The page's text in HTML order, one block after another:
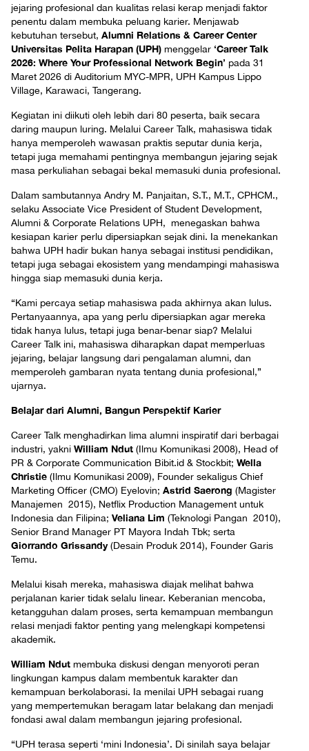
jejaring profesional dan kualitas relasi kerap menjadi faktor
penentu dalam membuka peluang karier. Menjawab
kebutuhan tersebut, Alumni Relations & Career Center
Universitas Pelita Harapan (UPH) menggelar ‘Career Talk
2026: Where Your Professional Network Begin’ pada 31
Maret 2026 di Auditorium MYC-MPR, UPH Kampus Lippo
Village, Karawaci, Tangerang.
Kegiatan ini diikuti oleh lebih dari 80 peserta, baik secara
daring maupun luring. Melalui Career Talk, mahasiswa tidak
hanya memperoleh wawasan praktis seputar dunia kerja,
tetapi juga memahami pentingnya membangun jejaring sejak
masa perkuliahan sebagai bekal memasuki dunia profesional.
Dalam sambutannya Andry M. Panjaitan, S.T., M.T., CPHCM.,
selaku Associate Vice President of Student Development,
Alumni & Corporate Relations UPH, menegaskan bahwa
kesiapan karier perlu dipersiapkan sejak dini. Ia menekankan
bahwa UPH hadir bukan hanya sebagai institusi pendidikan,
tetapi juga sebagai ekosistem yang mendampingi mahasiswa
hingga siap memasuki dunia kerja.
“Kami percaya setiap mahasiswa pada akhirnya akan lulus.
Pertanyaannya, apa yang perlu dipersiapkan agar mereka
tidak hanya lulus, tetapi juga benar-benar siap? Melalui
Career Talk ini, mahasiswa diharapkan dapat memperluas
jejaring, belajar langsung dari pengalaman alumni, dan
memperoleh gambaran nyata tentang dunia profesional,”
ujarnya.
Belajar dari Alumni, Bangun Perspektif Karier
Career Talk menghadirkan lima alumni inspiratif dari berbagai
industri, yakni William Ndut (Ilmu Komunikasi 2008), Head of
PR & Corporate Communication Bibit.id & Stockbit; Wella
Christie (Ilmu Komunikasi 2009), Founder sekaligus Chief
Marketing Officer (CMO) Eyelovin; Astrid Saerong (Magister
Manajemen 2015), Netflix Production Management untuk
Indonesia dan Filipina; Veliana Lim (Teknologi Pangan 2010),
Senior Brand Manager PT Mayora Indah Tbk; serta
Giorrando Grissandy(Desain Produk 2014), Founder Garis
Temu.
Melalui kisah mereka, mahasiswa diajak melihat bahwa
perjalanan karier tidak selalu linear. Keberanian mencoba,
ketangguhan dalam proses, serta kemampuan membangun
relasi menjadi faktor penting yang melengkapi kompetensi
akademik.
William Ndut membuka diskusi dengan menyoroti peran
lingkungan kampus dalam membentuk karakter dan
kemampuan berkolaborasi. Ia menilai UPH sebagai ruang
yang mempertemukan beragam latar belakang dan menjadi
fondasi awal dalam membangun jejaring profesional.
“UPH terasa seperti ‘mini Indonesia’. Di sinilah saya belajar